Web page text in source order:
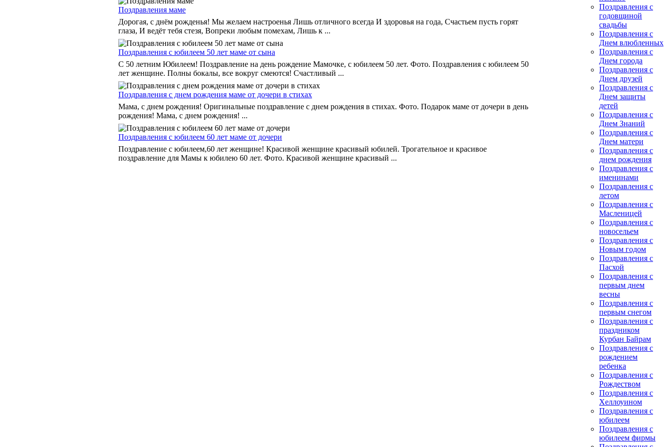
Поздравления маме
Дорогая, с днём рожденья! Мы желаем настроенья Лишь отличного всегда И здоровья на года, Счастьем пусть горят
глаза, И ведёт тебя стезя, Вопреки любым помехам, Лишь к ...
Поздравления с юбилеем 50 лет маме от сына
С 50 летним Юбилеем! Поздравление на день рождение Мамочке, с юбилеем 50 лет. Фото. Поздравления с юбилеем 50
лет женщине. Полны бокалы, все вокруг смеются! Счастливый ...
Поздравления с днем рождения маме от дочери в стихах
Мама, с днем рождения! Оригинальные поздравление с днем рождения в стихах. Фото. Подарок маме от дочери в день
рождения! Мама, с днем рождения! ...
Поздравления с юбилеем 60 лет маме от дочери
Поздравление с юбилеем,60 лет женщине! Красивой женщине красивый юбилей. Трогательное и красивое
поздравление для Мамы к юбилею 60 лет. Фото. Красивой женщине красивый ...
Поздравления с
годовщиной
свадьбы
Поздравления с
Днем влюбленных
Поздравления с
Днем города
Поздравления с
Днем друзей
Поздравления с
Днем защиты
детей
Поздравления с
Днем Знаний
Поздравления с
Днем матери
Поздравления с
днем рождения
Поздравления с
именинами
Поздравления с
летом
Поздравления с
Масленицей
Поздравления с
новосельем
Поздравления с
Новым годом
Поздравления с
Пасхой
Поздравления с
первым днем
весны
Поздравления с
первым снегом
Поздравления с
праздником
Курбан Байрам
Поздравления с
рождением
ребенка
Поздравления с
Рождеством
Поздравления с
Хеллоуином
Поздравления с
юбилеем
Поздравления с
юбилеем фирмы